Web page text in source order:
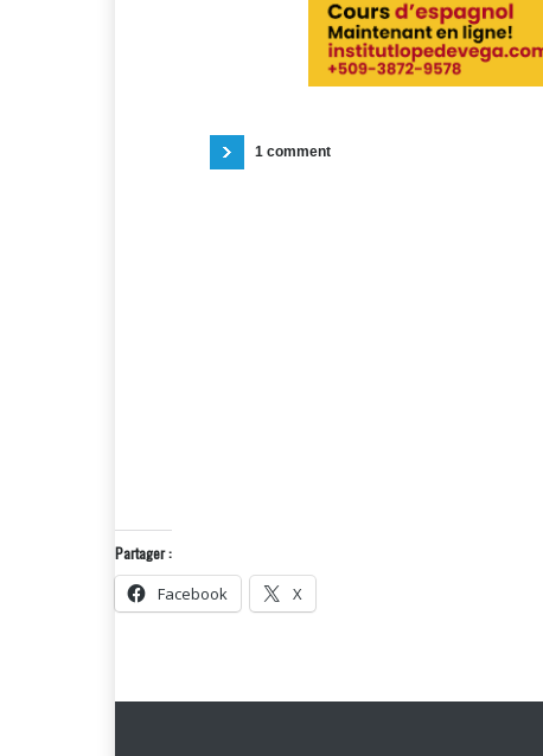
1 comment
Partager :
Facebook X